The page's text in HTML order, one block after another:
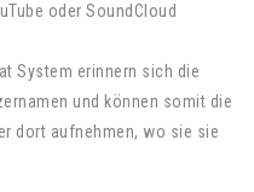
oder SoundCloud
System erinnern sich die
und können somit die
dort aufnehmen, wo sie sie